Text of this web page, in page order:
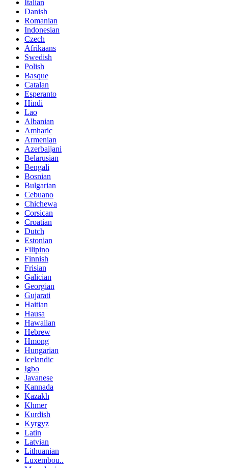
Italian
Danish
Romanian
Indonesian
Czech
Afrikaans
Swedish
Polish
Basque
Catalan
Esperanto
Hindi
Lao
Albanian
Amharic
Armenian
Azerbaijani
Belarusian
Bengali
Bosnian
Bulgarian
Cebuano
Chichewa
Corsican
Croatian
Dutch
Estonian
Filipino
Finnish
Frisian
Galician
Georgian
Gujarati
Haitian
Hausa
Hawaiian
Hebrew
Hmong
Hungarian
Icelandic
Igbo
Javanese
Kannada
Kazakh
Khmer
Kurdish
Kyrgyz
Latin
Latvian
Lithuanian
Luxembou..